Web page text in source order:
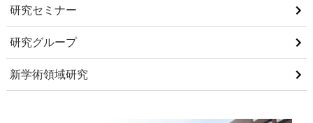
研究セミナー
研究グループ
新学術領域研究